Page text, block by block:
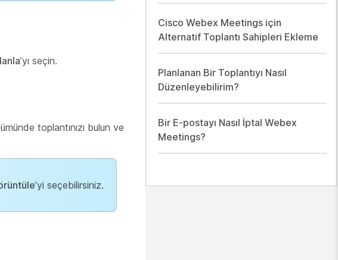
’yı seçin.
toplantınızı bulun ve
’yi seçebilirsiniz.
Cisco Webex Meetings için
Alternatif Toplantı Sahipleri Ekleme
Planlanan Bir Toplantıyı Nasıl
Düzenleyebilirim?
Bir E-postayı Nasıl İptal Webex
Meetings?